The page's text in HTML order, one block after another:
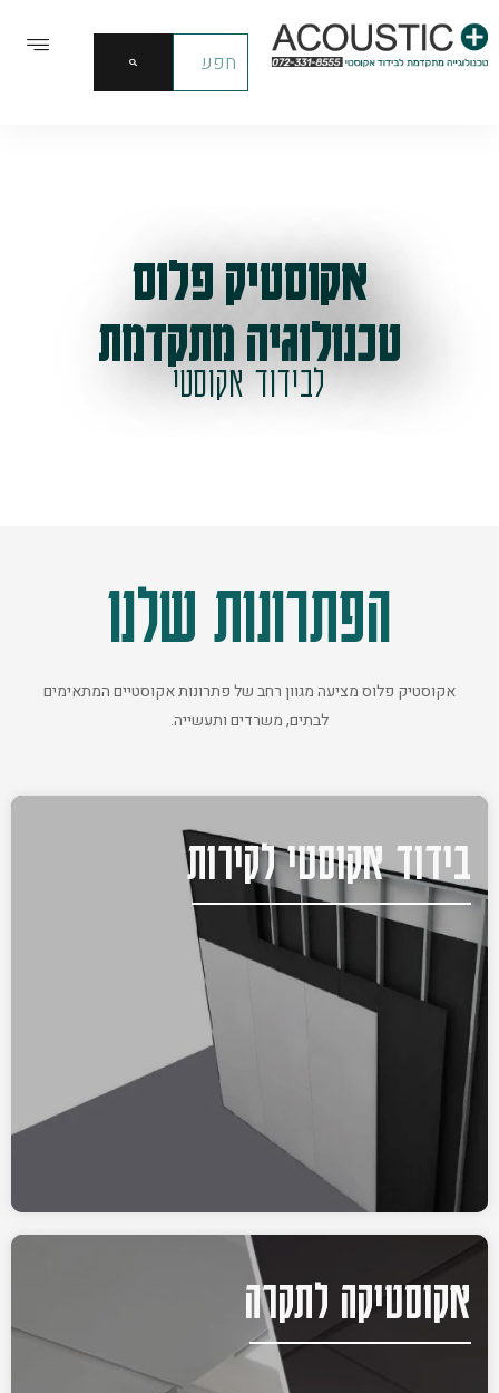
אקוסטיק פלוס
טכנולוגיה מתקדמת
לבידוד אקוסטי
הפתרונות שלנו
אקוסטיק פלוס מציעה מגוון רחב של פתרונות אקוסטיים המתאימים
לבתים, משרדים ותעשייה.
בידוד אקוסטי לקירות
אקוסטיקה לתקרה